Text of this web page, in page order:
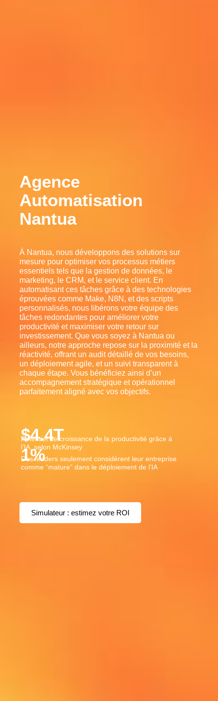
Agence
Automatisation
Nantua
À Nantua, nous développons des solutions sur
mesure pour optimiser vos processus métiers
essentiels tels que la gestion de données, le
marketing, le CRM, et le service client. En
automatisant ces tâches grâce à des technologies
éprouvées comme Make, N8N, et des scripts
personnalisés, nous libérons votre équipe des
tâches redondantes pour améliorer votre
productivité et maximiser votre retour sur
investissement. Que vous soyez à Nantua ou
ailleurs, notre approche repose sur la proximité et la
réactivité, offrant un audit détaillé de vos besoins,
un déploiement agile, et un suivi transparent à
chaque étape. Vous bénéficiez ainsi d’un
accompagnement stratégique et opérationnel
parfaitement aligné avec vos objectifs.
Potentiel de croissance de la productivité grâce à
l’IA, selon McKinsey
$4.4T
Des leaders seulement considèrent leur entreprise
comme “mature” dans le déploiement de l’IA
1%
Simulateur : estimez votre ROI